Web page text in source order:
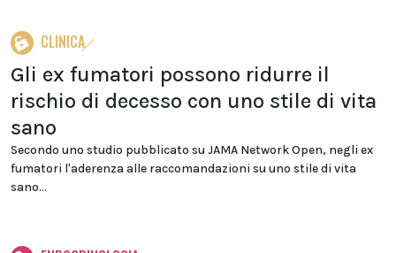
CLINICA
Gli ex fumatori possono ridurre il
rischio di decesso con uno stile di vita
sano
Secondo uno studio pubblicato su JAMA Network Open, negli ex
fumatori l'aderenza alle raccomandazioni su uno stile di vita
sano...